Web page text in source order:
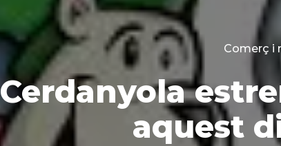
Comerç i
Cerdanyola
aquest